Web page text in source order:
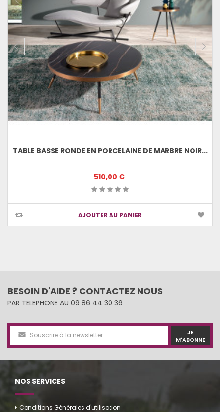
TABLE BASSE RONDE EN PORCELAINE DE MARBRE NOIR...
510,00 €
AJOUTER AU PANIER
BESOIN D'AIDE ? CONTACTEZ NOUS
PAR TELEPHONE AU 09 86 44 30 36
JE
M'ABONNE
NOS SERVICES
Conditions Générales d'utilisation